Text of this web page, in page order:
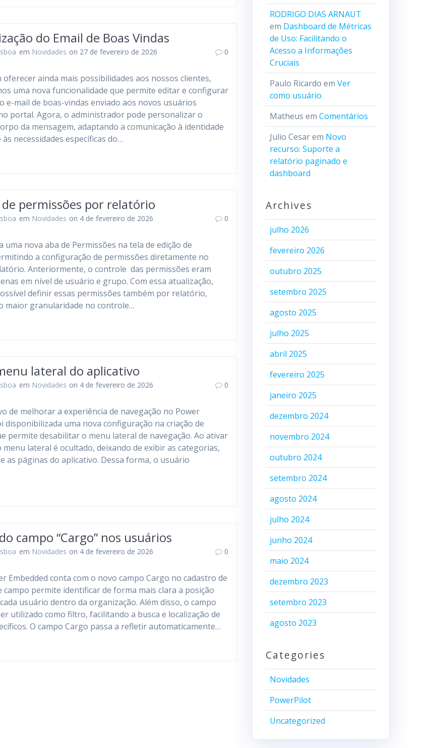
do Email de Boas Vindas
em Novidades on 27 de fevereiro de 2026 0
oferecer ainda mais possibilidades aos nossos clientes,
uma nova funcionalidade que permite editar e configurar
e-mail de boas-vindas enviado aos novos usuários
portal. Agora, o administrador pode personalizar o
da mensagem, adaptando a comunicação à identidade
necessidades específicas do…
permissões por relatório
em Novidades on 4 de fevereiro de 2026 0
uma nova aba de Permissões na tela de edição de
a configuração de permissões diretamente no
Anteriormente, o controle das permissões eram
em nível de usuário e grupo. Com essa atualização,
definir essas permissões também por relatório,
maior granularidade no controle…
lateral do aplicativo
em Novidades on 4 de fevereiro de 2026 0
de melhorar a experiência de navegação no Power
disponibilizada uma nova configuração na criação de
permite desabilitar o menu lateral de navegação. Ao ativar
menu lateral é ocultado, deixando de exibir as categorias,
as páginas do aplicativo. Dessa forma, o usuário
campo “Cargo” nos usuários
em Novidades on 4 de fevereiro de 2026 0
Embedded conta com o novo campo Cargo no cadastro de
campo permite identificar de forma mais clara a posição
usuário dentro da organização. Além disso, o campo
utilizado como filtro, facilitando a busca e localização de
O campo Cargo passa a refletir automaticamente…
RODRIGO DIAS ARNAUT
em Dashboard de Métricas
de Uso: Facilitando o
Acesso a Informações
Cruciais
Paulo Ricardo em Ver
como usuário
Matheus em Comentários
Julio Cesarem Novo
recurso: Suporte a
relatório paginado e
dashboard
Archives
julho 2026
fevereiro 2026
outubro 2025
setembro 2025
agosto 2025
julho 2025
abril 2025
fevereiro 2025
janeiro 2025
dezembro 2024
novembro 2024
outubro 2024
setembro 2024
agosto 2024
julho 2024
junho 2024
maio 2024
dezembro 2023
setembro 2023
agosto 2023
Categories
Novidades
PowerPilot
Uncategorized